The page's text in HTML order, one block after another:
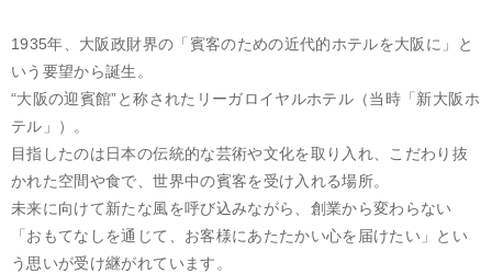
1935年、大阪政財界の「賓客のための近代的ホテルを大阪に」と
いう要望から誕生。
“大阪の迎賓館”と称されたリーガロイヤルホテル（当時「新大阪ホ
テル」）。
目指したのは日本の伝統的な芸術や文化を取り入れ、こだわり抜
かれた空間や食で、世界中の賓客を受け入れる場所。
未来に向けて新たな風を呼び込みながら、創業から変わらない
「おもてなしを通じて、お客様にあたたかい心を届けたい」とい
う思いが受け継がれています。